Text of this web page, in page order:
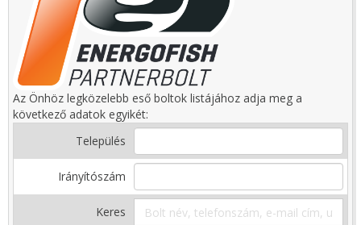
Az Önhöz legközelebb eső boltok listájához adja meg a
következő adatok egyikét:
Település
Irányítószám
Keres